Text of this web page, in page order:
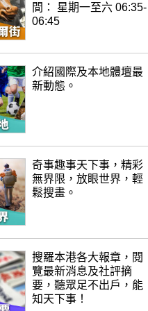
間： 星期一至六 06:35-
06:45
介紹國際及本地體壇最
新動態。
奇事趣事天下事，精彩
無界限，放眼世界，輕
鬆搜畫。
搜羅本港各大報章，閱
覽最新消息及社評摘
要，聽眾足不出戶，能
知天下事！